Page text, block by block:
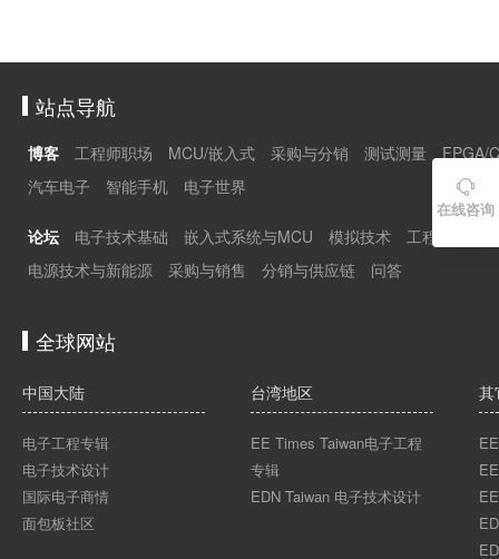
站点导航
博客 工程师职场 MCU/嵌入式 采购与分销 测试测量
FPGA/
汽车电子
智能手机 电子世界
论坛 电子技术基础 嵌入式系统与MCU 模拟技术
工程师职场
电源技术与新能源
采购与销售 分销与供应链 问答
全球网站
中国大陆
电子工程专辑
电子技术设计
国际电子商情
面包板社区
台湾地区
EE Times Taiwan电子工程
专辑
EDN Taiwan 电子技术设计
其

在线咨询